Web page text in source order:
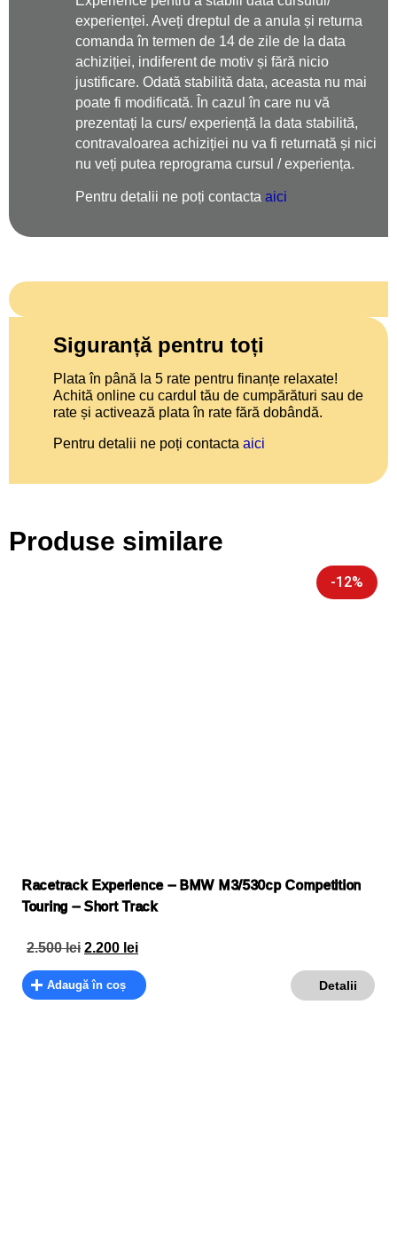
experienței. Aveți dreptul de a anula și returna
comanda în termen de 14 de zile de la data
achiziției, indiferent de motiv și fără nicio
justificare. Odată stabilită data, aceasta nu mai
poate fi modificată. În cazul în care nu vă
prezentați la curs/ experiență la data stabilită,
contravaloarea achiziției nu va fi returnată și nici
nu veți putea reprograma cursul / experiența.
Pentru detalii ne poți contacta aici
Siguranță pentru toți
Plata în până la 5 rate pentru finanțe relaxate!
Achită online cu cardul tău de cumpărături sau de
rate și activează plata în rate fără dobândă.
Pentru detalii ne poți contacta aici
Produse similare
-12%
Racetrack Experience – BMW M3/530cp Competition
Touring – Short Track
2.500lei 2.200 lei
Adaugă în coș Detalii